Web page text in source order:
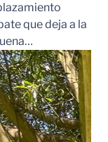
que deja a la